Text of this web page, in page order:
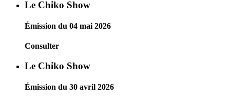
Le Chiko Show
Émission du 04 mai 2026
Consulter
Le Chiko Show
Émission du 30 avril 2026